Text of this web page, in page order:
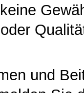
und